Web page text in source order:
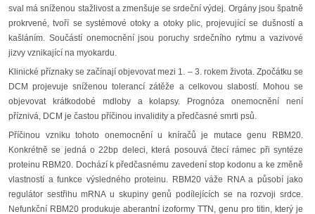
sval má sníženou stažlivost a zmenšuje se srdeční výdej. Orgány jsou špatně
prokrvené, tvoří se systémové otoky a otoky plic, projevující se dušností a
kašláním. Součástí onemocnění jsou poruchy srdečního rytmu a vazivové
jizvy vznikající na myokardu.
Klinické příznaky se začínají objevovat mezi 1. – 3. rokem života. Zpočátku se
DCM projevuje sníženou tolerancí zátěže a celkovou slabostí. Mohou se
objevovat krátkodobé mdloby a kolapsy. Prognóza onemocnění není
příznivá, DCM je častou příčinou invalidity a předčasné smrti psů.
Příčinou vzniku tohoto onemocnění u kníračů je mutace genu RBM20.
Konkrétně se jedná o 22bp deleci, která posouvá čtecí rámec při syntéze
proteinu RBM20. Dochází k předčasnému zavedení stop kodonu a ke změně
vlastností a funkce výsledného proteinu. RBM20 váže RNA a působí jako
regulátor sestřihu mRNA u skupiny genů podílejících se na rozvoji srdce.
Nefunkční RBM20 produkuje aberantní izoformy TTN, genu pro titin, který je